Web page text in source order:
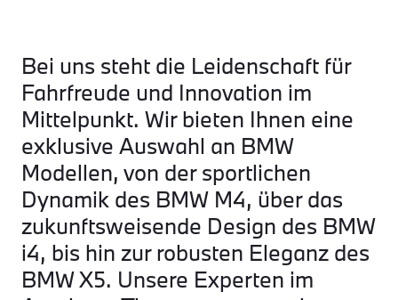
Bei uns steht die Leidenschaft für
Fahrfreude und Innovation im
Mittelpunkt. Wir bieten Ihnen eine
exklusive Auswahl an BMW
Modellen, von der sportlichen
Dynamik des BMW M4, über das
zukunftsweisende Design des BMW
i4, bis hin zur robusten Eleganz des
BMW X5. Unsere Experten im